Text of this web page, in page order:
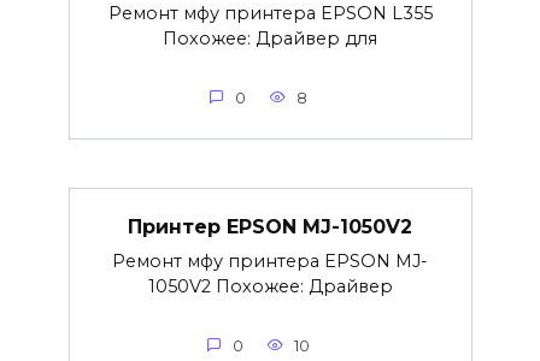
Ремонт мфу принтера EPSON L355
Похожее: Драйвер для
0 8
Принтер EPSON MJ-1050V2
Ремонт мфу принтера EPSON MJ-
1050V2 Похожее: Драйвер
0 10